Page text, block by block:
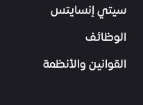
سيتي إنسايتس
الوظائف
القوانين والأنظمة